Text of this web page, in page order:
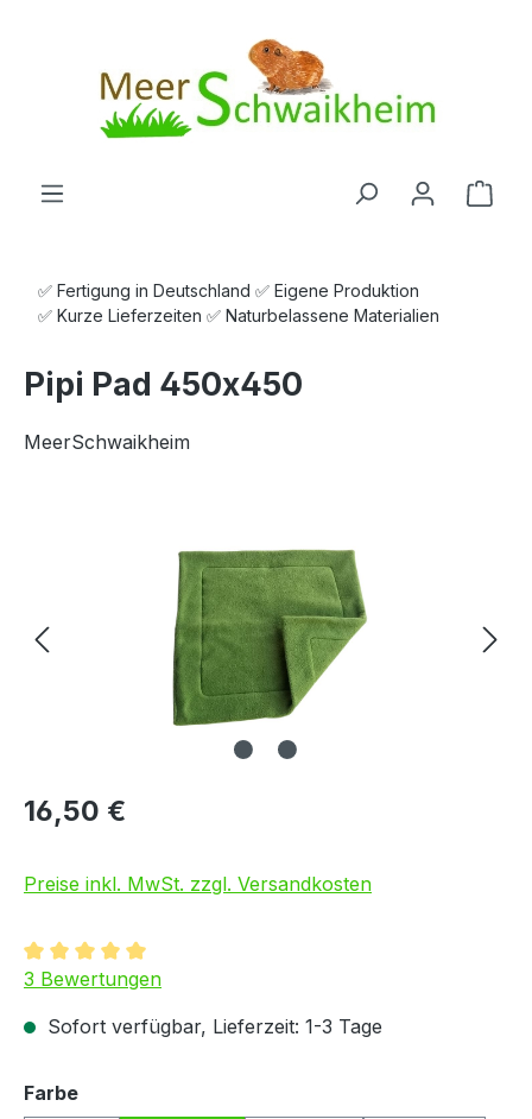
✅ Fertigung in Deutschland ✅ Eigene Produktion
✅ Kurze Lieferzeiten ✅ Naturbelassene Materialien
Pipi Pad 450x450
MeerSchwaikheim
16,50 €
Preise inkl. MwSt. zzgl. Versandkosten
Durchschnittliche Bewertung von 5 von 5 Sternen
3 Bewertungen
Sofort verfügbar, Lieferzeit: 1-3 Tage
Farbeauswählen